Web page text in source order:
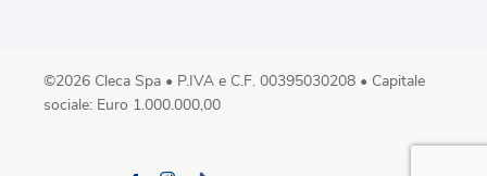
©2026 Cleca Spa • P.IVA e C.F. 00395030208 • Capitale
sociale: Euro 1.000.000,00